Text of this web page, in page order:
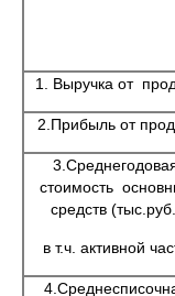
1. Выручка от
2.Прибыль от
стоимость
средств
в т.ч. активной